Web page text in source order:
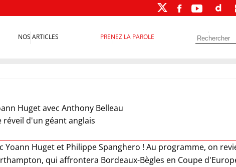
NOS ARTICLES PRENEZ LA PAROLE
Hugetavec Anthony Belleau
d'un géant anglais
Yoann Huget et Philippe Spanghero ! Au programme, on
qui affrontera Bordeaux-Bègles en Coupe